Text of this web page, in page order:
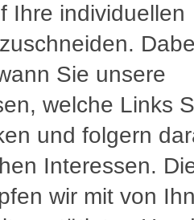
Ihre individuellen
Sie unsere
welche Links
und folgern
Interessen.
wir mit von